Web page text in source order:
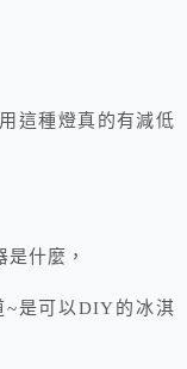
這種燈真的有減低
什麼，
~是可以DIY的冰淇